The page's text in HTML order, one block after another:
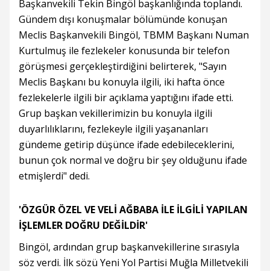
Başkanvekili Tekin Bingöl başkanlığında toplandı.
Gündem dışı konuşmalar bölümünde konuşan
Meclis Başkanvekili Bingöl, TBMM Başkanı Numan
Kurtulmuş ile fezlekeler konusunda bir telefon
görüşmesi gerçekleştirdiğini belirterek, "Sayın
Meclis Başkanı bu konuyla ilgili, iki hafta önce
fezlekelerle ilgili bir açıklama yaptığını ifade etti.
Grup başkan vekillerimizin bu konuyla ilgili
duyarlılıklarını, fezlekeyle ilgili yaşananları
gündeme getirip düşünce ifade edebileceklerini,
bunun çok normal ve doğru bir şey olduğunu ifade
etmişlerdi" dedi.
'ÖZGÜR ÖZEL VE VELİ AĞBABA İLE İLGİLİ YAPILAN
İŞLEMLER DOĞRU DEĞİLDİR'
Bingöl, ardından grup başkanvekillerine sırasıyla
söz verdi. İlk sözü Yeni Yol Partisi Muğla Milletvekili